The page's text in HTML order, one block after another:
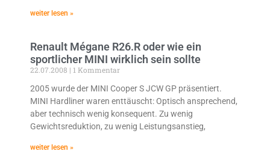
weiter lesen »
Renault Mégane R26.R oder wie ein
sportlicher MINI wirklich sein sollte
22.07.2008
1 Kommentar
2005 wurde der MINI Cooper S JCW GP präsentiert.
MINI Hardliner waren enttäuscht: Optisch ansprechend,
aber technisch wenig konsequent. Zu wenig
Gewichtsreduktion, zu wenig Leistungsanstieg,
weiter lesen »